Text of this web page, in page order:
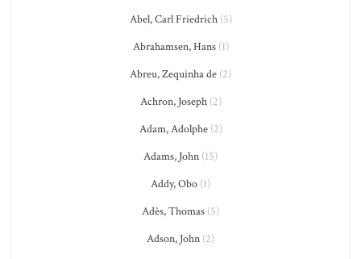
Abel, Carl Friedrich(5)
Abrahamsen, Hans(1)
Abreu, Zequinha de (2)
Achron, Joseph(2)
Adam, Adolphe(2)
Adams, John (15)
Addy, Obo (1)
Adès, Thomas (5)
Adson, John (2)